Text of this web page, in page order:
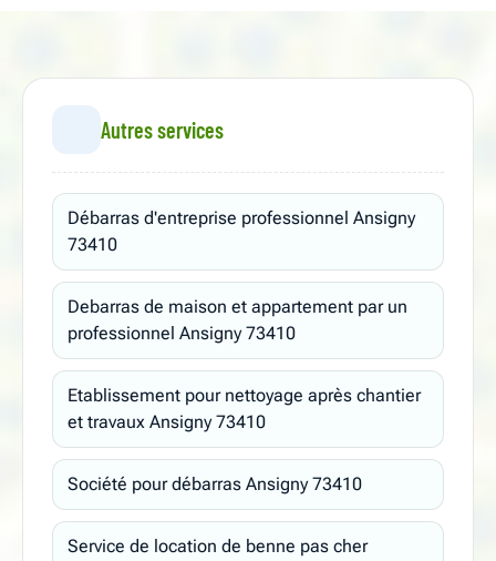
Autres services
Débarras d'entreprise professionnel Ansigny
73410
Debarras de maison et appartement par un
professionnel Ansigny 73410
Etablissement pour nettoyage après chantier
et travaux Ansigny 73410
Société pour débarras Ansigny 73410
Service de location de benne pas cher